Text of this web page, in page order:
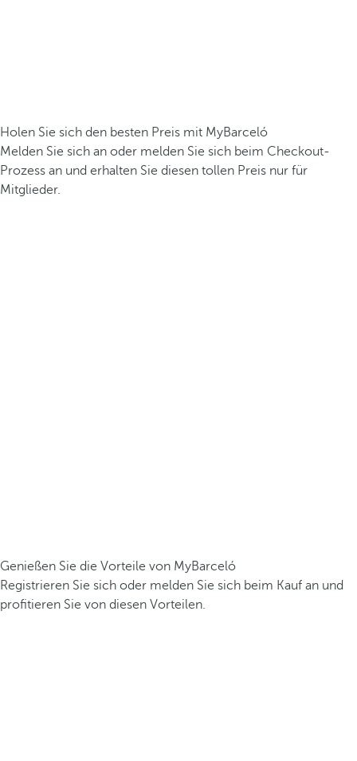
Holen Sie sich den besten Preis mit MyBarceló
Melden Sie sich an oder melden Sie sich beim Checkout-
Prozess an und erhalten Sie diesen tollen Preis nur für
Mitglieder.
Genießen Sie die Vorteile von MyBarceló
Registrieren Sie sich oder melden Sie sich beim Kauf an und
profitieren Sie von diesen Vorteilen.